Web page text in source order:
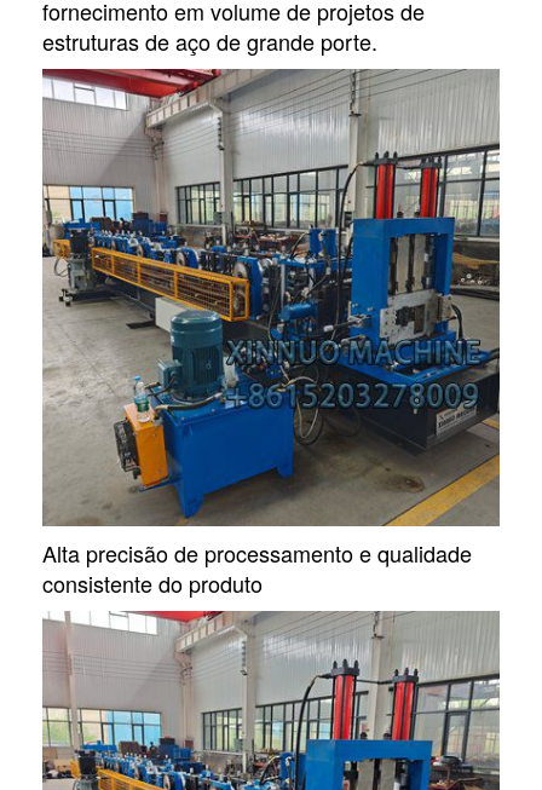
fornecimento em volume de projetos de
estruturas de aço de grande porte.
Alta precisão de processamento e qualidade
consistente do produto